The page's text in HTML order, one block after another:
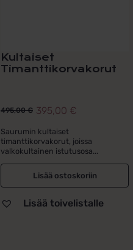
Kultaiset
Timanttikorvakorut
495,00€
Alkuperäinen
hinta
oli:
495,00 €.
395,00 €
Nykyinen
hinta
on:
395,00 €.
Saurumin kultaiset
timanttikorvakorut, joissa
valkokultainen istutusosa...
Lisää ostoskoriin
Lisää toivelistalle